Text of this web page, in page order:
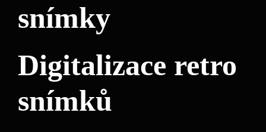
snímky
Digitalizace retro‌
snímků